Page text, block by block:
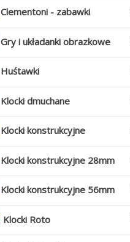
Clementoni - zabawki
Gry i układanki obrazkowe
Huśtawki
Klocki dmuchane
Klocki konstrukcyjne
Klocki konstrukcyjne 28mm
Klocki konstrukcyjne 56mm
Klocki Roto